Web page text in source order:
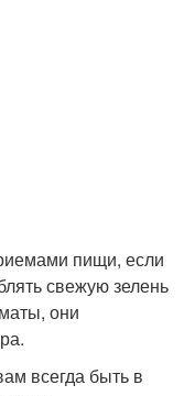
пищи, если
свежую зелень
они
всегда быть в